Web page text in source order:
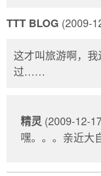
TTT BLOG (2009-
这才叫旅游啊，
过……
精灵 (2009-12-
嘿。。。亲近大